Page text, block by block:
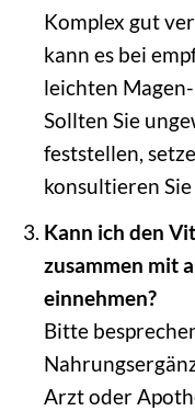
Komplex gut
kann es bei
leichten
Sollten Sie
feststellen,
konsultieren
Kann ich den
zusammen mit
einnehmen?
Bitte
Arzt oder